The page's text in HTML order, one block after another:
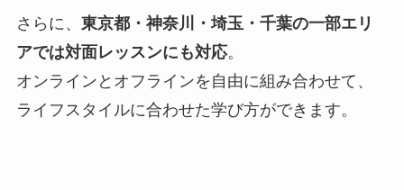
さらに、 東京都・神奈川・埼玉・千葉の一部エリ
アでは対面レッスンにも対応。
オンラインとオフラインを自由に組み合わせて、
ライフスタイルに合わせた学び方ができます。